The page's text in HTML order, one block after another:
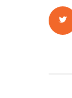
ガイド紹介
お問い合わせ